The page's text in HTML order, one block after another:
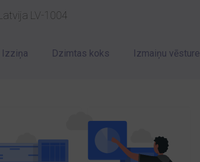
LV-1004
Izziņa Dzimtas koks Izmaiņu vēsture